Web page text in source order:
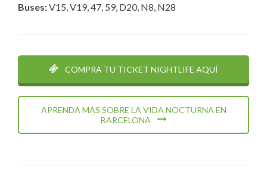
Buses:V15, V19, 47, 59, D20, N8, N28
COMPRA TU TICKET NIGHTLIFE AQUÍ
APRENDA MÁS SOBRE LA VIDA NOCTURNA EN
BARCELONA